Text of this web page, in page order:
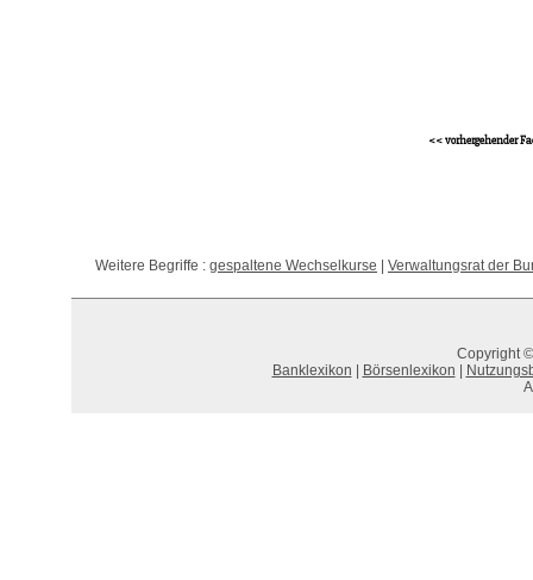
<< vorhergehender
Weitere Begriffe : gespaltene Wechselkurse Verwaltungsrat der
Copyright
Banklexikon
Börsenlexikon